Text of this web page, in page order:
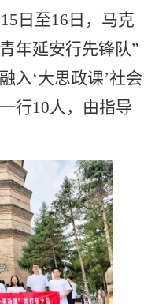
日至16日，马克
年延安行先锋队”
入‘大思政课’社会
行10人，由指导